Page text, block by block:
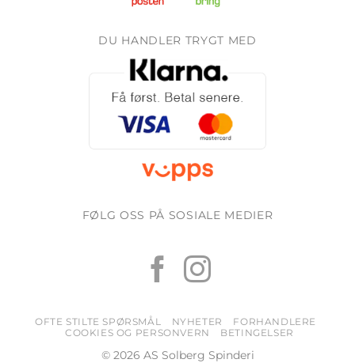
DU HANDLER TRYGT MED
FØLG OSS PÅ SOSIALE MEDIER
OFTE STILTE SPØRSMÅL NYHETER
FORHANDLERE
COOKIES OG PERSONVERN
BETINGELSER
© 2026 AS Solberg Spinderi